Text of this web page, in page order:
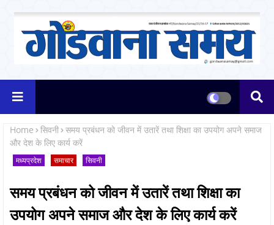
Home सिवनी समय प्रबंधन को जीवन में उतारें तथा शिक्षा का उपयोग अपने समाज
और देश के लिए कार्य करें
मध्यप्रदेश समाचार सिवनी
समय प्रबंधन को जीवन में उतारें तथा शिक्षा का
उपयोग अपने समाज और देश के लिए कार्य करें